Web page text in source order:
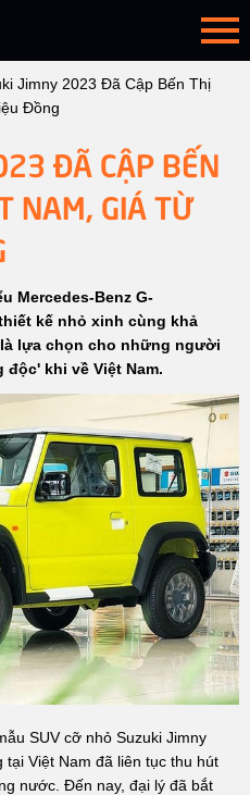
Jimny 2023 Đã Cập Bến Thị
Đồng
ĐÃ CẬP BẾN
NAM, GIÁ TỪ
Mercedes-Benz G-
kế nhỏ xinh cùng khả
lựa chọn cho những người
khi về Việt Nam.
SUV cỡ nhỏ Suzuki Jimny
Việt Nam đã liên tục thu hút
nước. Đến nay, đại lý đã bắt